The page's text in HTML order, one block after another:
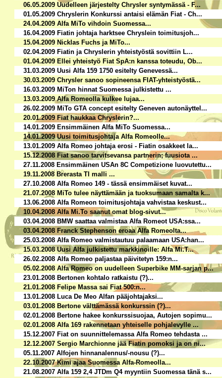
06.05.2009 Uudelleen järjestelty Chrysler syntymässä - F...
01.05.2009 Chryslerin Konkurssi antaisi elämän Fiat - Ch...
24.04.2009 Alfa MiTo vihdoin Suomessa...
16.04.2009 Fiatin johtaja harktsee Chryslein toimitusjoh...
15.04.2009 Nicklas Fuchs ja MiTo...
02.04.2009 Fiatin ja Chryslerin yhteistyöstä sovittiin L...
01.04.2009 Ellei yhteistyö Fiat SpA:n kanssa toteudu, Ob...
31.03.2009 Uusi Alfa 159 1750 esitelty Genevessä...
30.03.2009 Chrysler sanoo sopineensa FIAT-yhteistyöstä...
16.03.2009 MiTon hinnat Suomessa julkistettu ...
13.03.2009 Alfa Romeolla kulkee lujaa...
26.02.2009 MiTo GTA concept esitelty Geneven autonäyttel...
20.01.2009 Fiat haukkaa Chryslerin?...
14.01.2009 Ensimmäinen Alfa MiTo Suomessa...
14.01.2009 Uusi toimitusjohtaja Alfa Romeolle...
13.01.2009 Alfa Romeo johtaja erosi - Fiatin osakkeet la...
15.12.2008 Fiat sanoo tarvitsevansa partnerin; fuusiota ...
27.11.2008 Ensimmäinen USAn 8C Competizione luovutettu...
19.11.2008 Brerasta TI malli ...
27.10.2008 Alfa Romeo 149 - tässä ensimmäiset kuvat...
21.07.2008 MiTo tulee näyttämään ja tuoksumaan samalta k...
13.06.2008 Alfa Romeon toimitusjohtaja vahvistaa keskust...
10.04.2008 Alfa Mi.To saanut omat blog-sivut...
03.04.2008 BMW saattaa valmistaa Alfa Romeot USA:ssa...
03.04.2008 Franck Stephenson eroaa Alfa Romeolta...
25.03.2008 Alfa Romeo valmistautuu palaamaan USA:han...
15.03.2008 Uusi Alfa julkistettu markkinoille: Alfa Mi.T...
26.02.2008 Alfa Romeo paljastaa päivitetyn 159:n...
05.02.2008 Alfa Romeo on uudelleen Superbike MM-sarjan p...
23.01.2008 Bertonen kohtalo ratkaistu (?)...
21.01.2008 Felipe Massa sai Fiat 500:n...
13.01.2008 Luca De Meo Alfan pääjohtajaksi...
03.01.2008 Bertone välttämässä konkurssin (?)...
02.01.2008 Bertone hakee konkurssisuojaa, Autojen sopimu...
02.01.2008 Alfa 169 rakennetaan yhteiselle pohjalevylle ...
15.12.2007 Fiat on suunnittelemassa Alfa Romeo tehdasta ...
12.12.2007 Sergio Marchionne jää Fiatin pomoksi ja on ni...
05.11.2007 Alfojen hinnanalennus/-nousu (?)...
22.10.2007 Kimi ajaa Suomessa Alfa-Romeolla...
21.08.2007 Alfa 159 2,4 JTDm Q4 myyntiin Suomessa tänä s...